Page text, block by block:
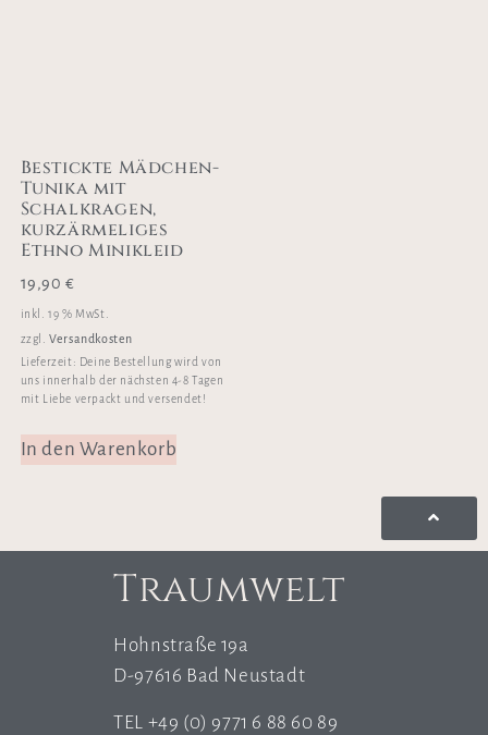
Bestickte Mädchen-
Tunika mit
Schalkragen,
kurzärmeliges
Ethno Minikleid
19,90€
inkl. 19 % MwSt.
zzgl.Versandkosten
Lieferzeit: Deine Bestellung wird von
uns innerhalb der nächsten 4-8 Tagen
mit Liebe verpackt und versendet!
In den Warenkorb
Traumwelt
Hohnstraße 19a
D-97616 Bad Neustadt
TEL +49 (0) 9771 6 88 60 89